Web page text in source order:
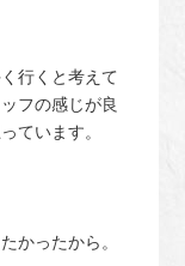
行くと考えて
フの感じが良
ています。
かったから。